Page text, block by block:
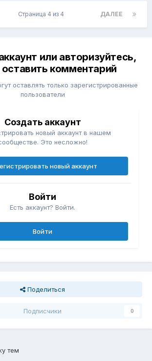
ДАЛЕЕ
Страница 4 из 4
или авторизуйтесь,
комментарий
оставлять только зарегистрированные
пользователи
Создать аккаунт
новый аккаунт в нашем
Это несложно!
новый аккаунт
Войти
Есть аккаунт? Войти.
Войти
Поделиться
Подписчики 0
тем